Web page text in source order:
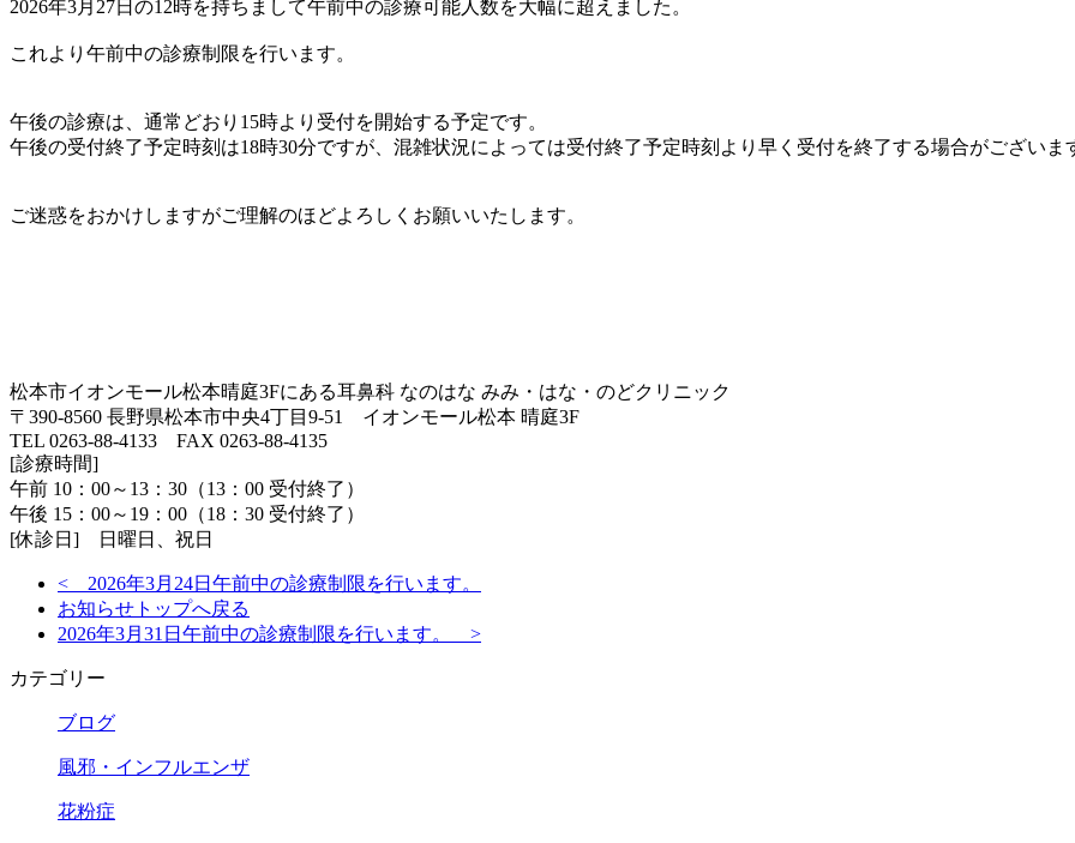
2026年3月27日の12時を持ちまして午前中の診療可能人数を大幅に超えました。
これより午前中の診療制限を行います。
午後の診療は、通常どおり15時より受付を開始する予定です。
午後の受付終了予定時刻は18時30分ですが、混雑状況によっては受付終了予定時刻より早く受付を終了する場合がございま
ご迷惑をおかけしますがご理解のほどよろしくお願いいたします。
松本市イオンモール松本晴庭3Fにある耳鼻科 なのはな みみ・はな・のどクリニック
〒390-8560 長野県松本市中央4丁目9-51 イオンモール松本 晴庭3F
TEL 0263-88-4133 FAX 0263-88-4135
[診療時間]
午前 10：00～13：30（13：00 受付終了）
午後 15：00～19：00（18：30 受付終了）
[休診日] 日曜日、祝日
< 2026年3月24日午前中の診療制限を行います。
お知らせトップへ戻る
2026年3月31日午前中の診療制限を行います。 >
カテゴリー
ブログ
風邪・インフルエンザ
花粉症